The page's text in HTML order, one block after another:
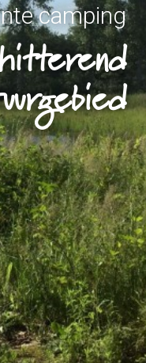
camping